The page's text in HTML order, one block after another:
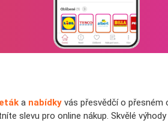
a nabídky vás přesvědčí o přesném
slevu pro online nákup. Skvělé